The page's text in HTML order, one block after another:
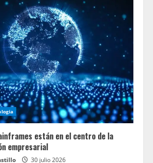
están en el centro de la
empresarial
30 julio 2026